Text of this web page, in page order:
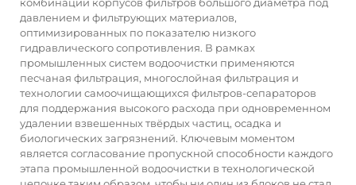
давлением и фильтрующих материалов,
оптимизированных по показателю низкого
гидравлического сопротивления. В рамках
промышленных систем водоочистки применяются
песчаная фильтрация, многослойная фильтрация и
технологии самоочищающихся фильтров-сепараторов
для поддержания высокого расхода при одновременном
удалении взвешенных твёрдых частиц, осадка и
биологических загрязнений. Ключевым моментом
является согласование пропускной способности каждого
этапа промышленной водоочистки в технологической